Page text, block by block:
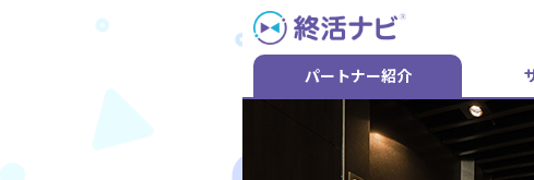
Skip
to
content
パートナー紹介